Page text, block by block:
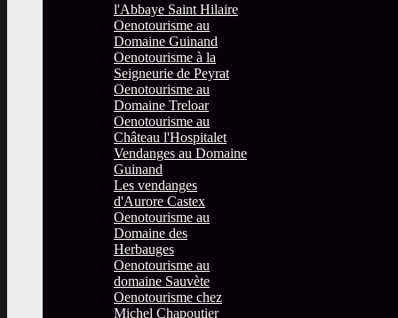
l'Abbaye Saint Hilaire
Oenotourisme au
Domaine Guinand
Oenotourisme à la
Seigneurie de Peyrat
Oenotourisme au
Domaine Treloar
Oenotourisme au
Château l'Hospitalet
Vendanges au Domaine
Guinand
Les vendanges
d'Aurore Castex
Oenotourisme au
Domaine des
Herbauges
Oenotourisme au
domaine Sauvète
Oenotourisme chez
Michel Chapoutier